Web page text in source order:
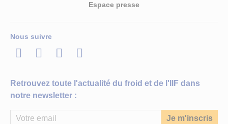
Espace presse
Nous suivre
LinkedInTwitterFacebook
Youtube
Retrouvez toute l'actualité du froid et de l'IIF dans
notre newsletter :